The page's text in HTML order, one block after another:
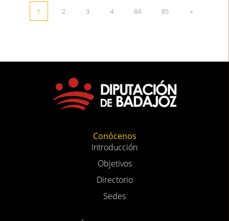
1 2 3 4 84 85 »
Conócenos
Introducción
Objetivos
Directorio
Sedes